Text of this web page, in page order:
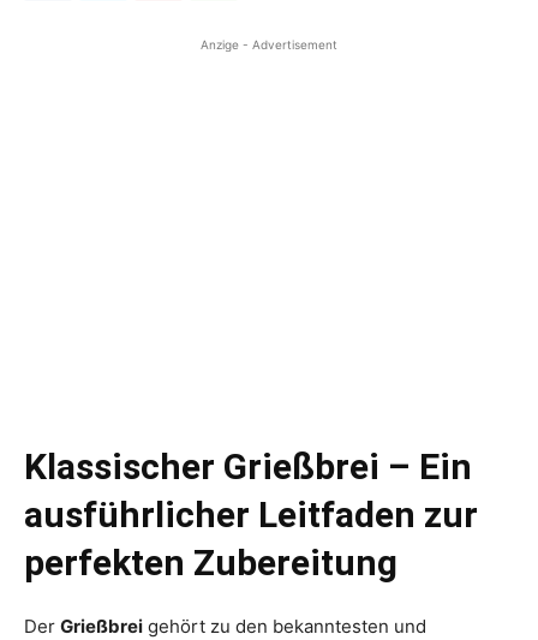
Anzige - Advertisement
Klassischer Grießbrei – Ein
ausführlicher Leitfaden zur
perfekten Zubereitung
Der Grießbrei gehört zu den bekanntesten und